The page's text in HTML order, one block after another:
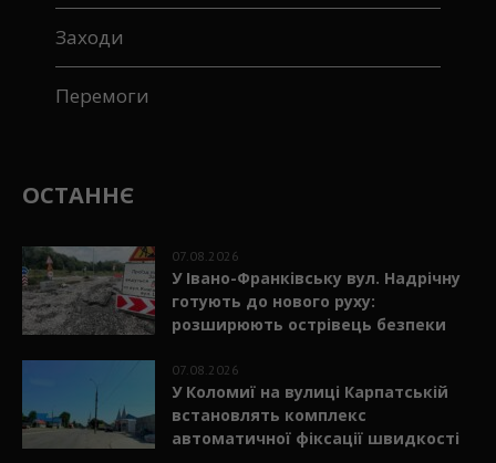
Заходи
Перемоги
ОСТАННЄ
07.08.2026
У Івано-Франківську вул. Надрічну
готують до нового руху:
розширюють острівець безпеки
07.08.2026
У Коломиї на вулиці Карпатській
встановлять комплекс
автоматичної фіксації швидкості